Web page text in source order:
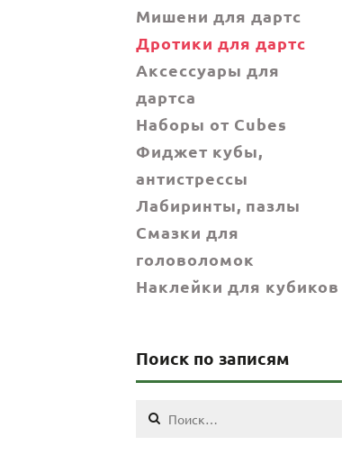
Мишени для дартс
Дротики для дартс
Аксессуары для
дартса
Наборы от Cubes
Фиджет кубы,
антистрессы
Лабиринты, пазлы
Смазки для
головоломок
Наклейки для кубиков
Поиск по записям
Найти: